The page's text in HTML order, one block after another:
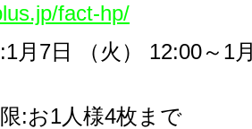
fact-hp/
:1月 7日 （火） 12:00～ 1
:お1人様4枚まで